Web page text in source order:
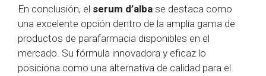
En conclusión, el serum d’alba se destaca como
una excelente opción dentro de la amplia gama de
productos de parafarmacia disponibles en el
mercado. Su fórmula innovadora y eficaz lo
posiciona como una alternativa de calidad para el